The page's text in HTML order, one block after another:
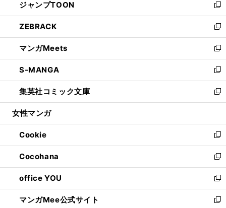
く
で
開
く
ド
ウ
で
開
く
ィ
ン
ド
ウ
で
開
く
い
ウ
ィ
ン
ド
ウ
で
開
く
ジャンプTOON
新
し
い
ウ
ィ
ン
ド
ウ
で
開
ZEBRACK
新
し
い
ウ
ィ
ン
ド
ウ
開
く
マンガMeets
新
し
い
ウ
ィ
ン
ウ
で
開
く
S-MANGA
新
し
い
ウ
ン
ド
ウ
で
開
く
集英社コミック文庫
新
し
ウ
ィ
ン
ド
ウ
で
開
く
女性マンガ
Cookie
新
し
い
ウ
ィ
ン
ド
Cocohana
新
し
い
ウ
ィ
office YOU
新
し
い
マンガMee公式サイト 新